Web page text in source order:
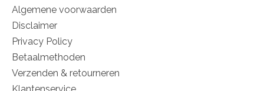
Algemene voorwaarden
Disclaimer
Privacy Policy
Betaalmethoden
Verzenden & retourneren
Klantenservice